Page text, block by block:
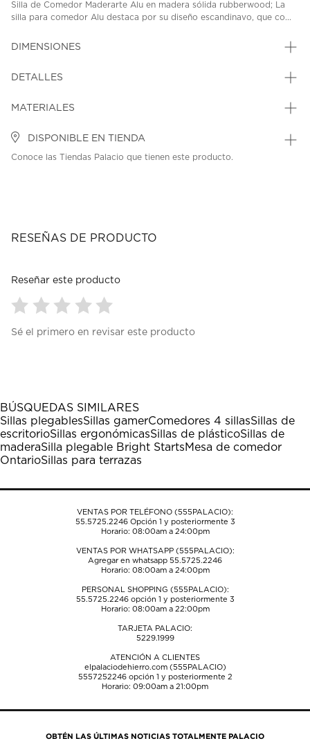
Silla de Comedor Maderarte Alu en madera sólida rubberwood; La
silla para comedor Alu destaca por su diseño escandinavo, que co...
DIMENSIONES
DETALLES
MATERIALES
DISPONIBLE EN TIENDA
Conoce las Tiendas Palacio que tienen este producto.
RESEÑAS DE PRODUCTO
Reseñar este producto
para
1
estrella
Esta
acción
abrirá
el
de
para
estrellas.
Esta
acción
abrirá
el
de
para
estrellas.
Esta
acción
abrirá
el
de
para
estrellas.
Esta
acción
abrirá
el
de
para
estrellas.
Esta
acción
abrirá
el
de
Sé el primero en revisar este producto
BÚSQUEDAS SIMILARES
Sillas plegablesSillas gamerComedores 4 sillasSillas de
escritorioSillas ergonómicasSillas de plásticoSillas de
maderaSilla plegable Bright StartsMesa de comedor
OntarioSillas para terrazas
VENTAS POR TELÉFONO (555PALACIO):
55.5725.2246Opción 1 y posteriormente 3
Horario: 08:00am a 24:00pm
VENTAS POR WHATSAPP (555PALACIO):
Agregar en whatsapp 55.5725.2246
Horario: 08:00am a 24:00pm
PERSONAL SHOPPING (555PALACIO):
55.5725.2246opción 1 y posteriormente 3
Horario: 08:00am a 22:00pm
TARJETA PALACIO:
5229.1999
ATENCIÓN A CLIENTES
elpalaciodehierro.com (555PALACIO)
5557252246opción 1 y posteriormente 2
Horario: 09:00am a 21:00pm
OBTÉN LAS ÚLTIMAS NOTICIAS TOTALMENTE PALACIO